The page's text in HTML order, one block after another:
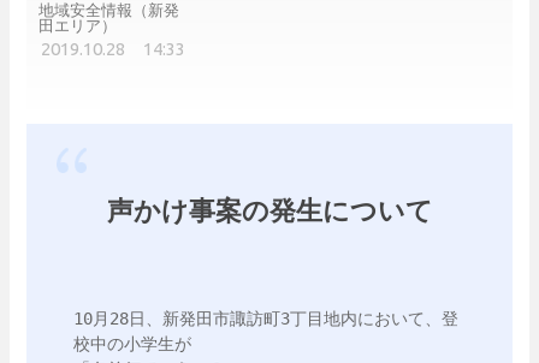
地域安全情報（新発
田エリア）
2019.10.28 14:33
声かけ事案の発生について
10月28日、新発田市諏訪町3丁目地内において、登
校中の小学生が